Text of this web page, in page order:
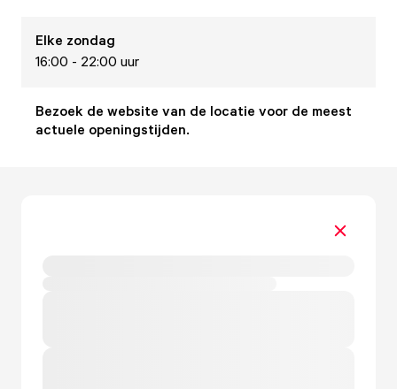
Elke zondag
16:00 - 22:00 uur
Bezoek de website van de locatie voor de meest
actuele openingstijden.